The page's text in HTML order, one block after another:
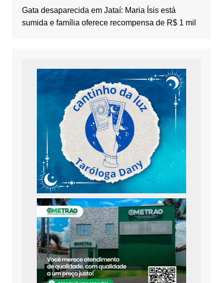
Gata desaparecida em Jataí: Maria Ísis está
sumida e família oferece recompensa de R$ 1 mil